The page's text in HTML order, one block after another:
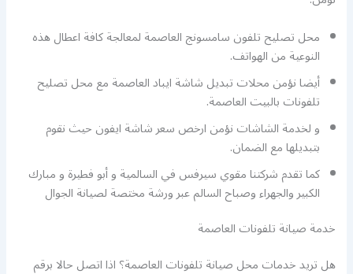
محل تصليح تلفون سامسونج العاصمة لمعالجة كافة اعطال هذه
النوعية من الهواتف.
أيضا نؤمن محلات تبديل شاشة ايباد العاصمة مع محل تصليح
تلفونات بالبيت العاصمة.
و لخدمة الشاشات نؤمن ارخص سعر شاشة ايفون حيث نقوم
بتبديلها مع الضمان.
كما تقدم شركتنا مقوي سيرفس في السالمية و أبو فطيرة و مبارك
الكبير والجهراء وصباح السالم عبر ورشة مختصة لصيانة الجوال
خدمة صيانة تلفونات العاصمة
هل تريد خدمات محل صيانة تلفونات العاصمة؟ اذا اتصل حالا برقم